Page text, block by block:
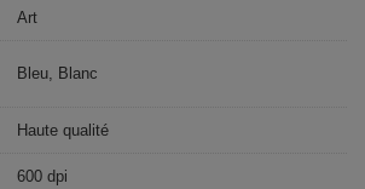
Art
Bleu, Blanc
Haute qualité
600 dpi